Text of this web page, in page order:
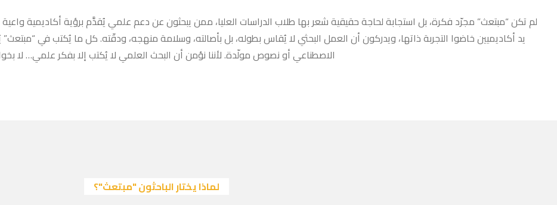
لم تكن “مبتعث” مجرّد فكرة، بل استجابة لحاجة حقيقية شعر بها طلاب الدراسات العليا، ممن يبحثون عن دعم علمي يُقدَّم برؤية أكاديمية
يد أكاديميين خاضوا التجربة ذاتها، ويدركون أن العمل البحثي لا يُقاس بطوله، بل بأصالته، وسلامة منهجه، ودقّته. كل ما يُكتب في
الاصطناعي أو نصوص مولّدة. لأننا نؤمن أن البحث العلمي لا يُكتب إلا بفكر علمي… لا
لماذا يختار الباحثون "مبتعث"؟